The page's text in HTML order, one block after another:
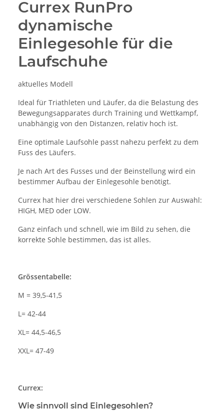
Currex RunPro
dynamische
Einlegesohle für die
Laufschuhe
aktuelles Modell
Ideal für Triathleten und Läufer, da die Belastung des
Bewegungsapparates durch Training und Wettkampf,
unabhängig von den Distanzen, relativ hoch ist.
Eine optimale Laufsohle passt nahezu perfekt zu dem
Fuss des Läufers.
Je nach Art des Fusses und der Beinstellung wird ein
bestimmer Aufbau der Einlegesohle benötigt.
Currex hat hier drei verschiedene Sohlen zur Auswahl:
HIGH, MED oder LOW.
Ganz einfach und schnell, wie im Bild zu sehen, die
korrekte Sohle bestimmen, das ist alles.
Grössentabelle:
M = 39,5-41,5
L= 42-44
XL= 44,5-46,5
XXL= 47-49
Currex:
Wie sinnvoll sind Einlegesohlen?